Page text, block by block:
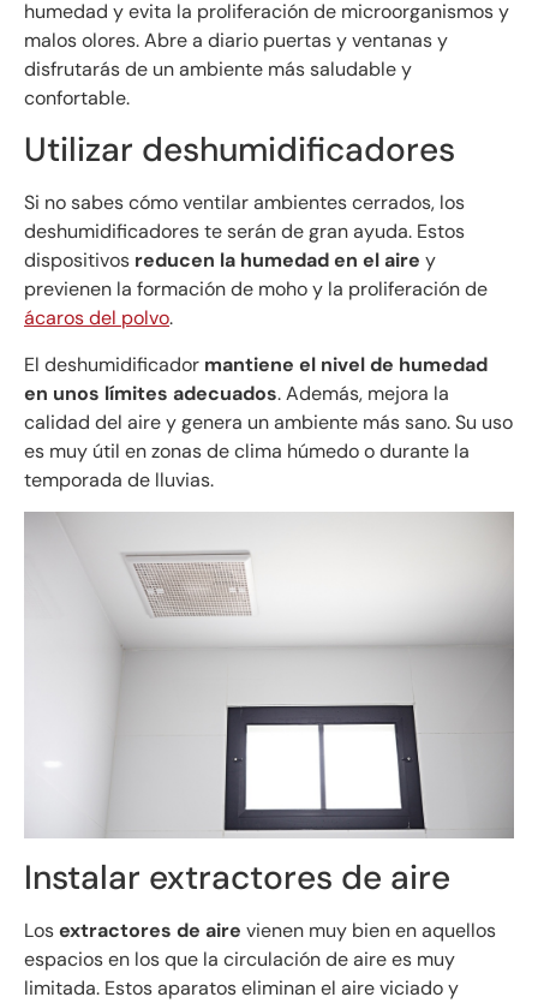
humedad y evita la proliferación de microorganismos y
malos olores. Abre a diario puertas y ventanas y
disfrutarás de un ambiente más saludable y
confortable.
Utilizar deshumidificadores
Si no sabes cómo ventilar ambientes cerrados, los
deshumidificadores te serán de gran ayuda. Estos
dispositivos reducen la humedad en el aire y
previenen la formación de moho y la proliferación de
ácaros del polvo.
El deshumidificador mantiene el nivel de humedad
en unos límites adecuados. Además, mejora la
calidad del aire y genera un ambiente más sano. Su uso
es muy útil en zonas de clima húmedo o durante la
temporada de lluvias.
Instalar extractores de aire
Losextractores de aire vienen muy bien en aquellos
espacios en los que la circulación de aire es muy
limitada. Estos aparatos eliminan el aire viciado y